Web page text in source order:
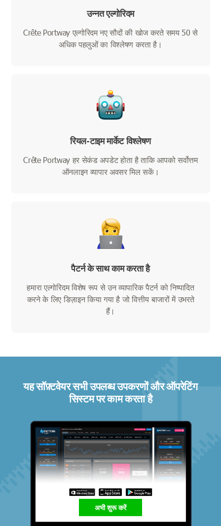
उन्नत एल्गोरिदम
Crête Portway एल्गोरिदम नए सौदों की खोज करते समय 50 से
अधिक पहलुओं का विश्लेषण करता है।
रियल-टाइम मार्केट विश्लेषण
Crête Portway हर सेकंड अपडेट होता है ताकि आपको सर्वोत्तम
ऑनलाइन व्यापार अवसर मिल सकें।
पैटर्न के साथ काम करता है
हमारा एल्गोरिदम विशेष रूप से उन व्यापारिक पैटर्न को निष्पादित
करने के लिए डिज़ाइन किया गया है जो वित्तीय बाजारों में उभरते
हैं।
यह सॉफ़्टवेयर सभी उपलब्ध उपकरणों और ऑपरेटिंग
सिस्टम पर काम करता है
अभी शुरू करें